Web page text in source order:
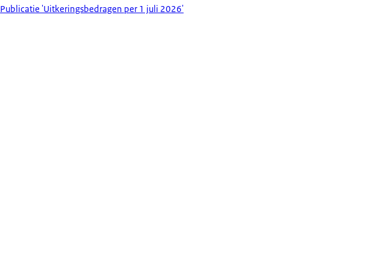
Publicatie 'Uitkeringsbedragen per 1 juli 2026'